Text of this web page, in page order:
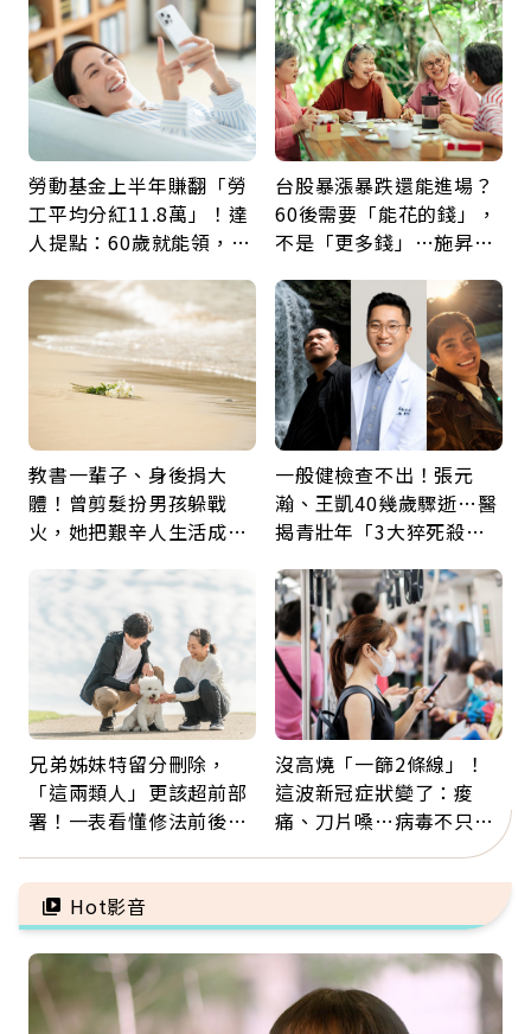
勞動基金上半年賺翻「勞
工平均分紅11.8萬」！達
人提點：60歲就能領，重
台股暴漲暴跌還能進場？
60後需要「能花的錢」，
不是「更多錢」…施昇
票
教書一輩子、身後捐大
體！曾剪髮扮男孩躲戰
火，她把艱辛人生活成風
福
一般健檢查不出！張元
瀚、王凱40幾歲驟逝…醫
揭青壯年「3大猝死殺
雷
兄弟姊妹特留分刪除，
「這兩類人」更該超前部
署！一表看懂修法前後差
更多
沒高燒「一篩2條線」！
這波新冠症狀變了：痠
痛、刀片嗓…病毒不只攻
肺，三高族恐引發全身血
管發炎
Hot影音